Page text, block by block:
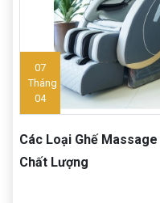
07
Tháng
04
Các Loại Ghế
Chất Lượng